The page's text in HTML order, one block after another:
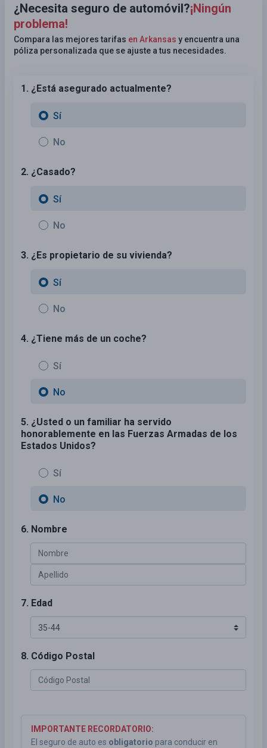
¿Necesita seguro de automóvil?¡Ningún
problema!
Compara las mejores tarifas en Arkansas y encuentra una
póliza personalizada que se ajuste a tus necesidades.
1. ¿Está asegurado actualmente?
Sí
No
2. ¿Casado?
Sí
No
3. ¿Es propietario de su vivienda?
Sí
No
4. ¿Tiene más de un coche?
Sí
No
5. ¿Usted o un familiar ha servido
honorablemente en las Fuerzas Armadas de los
Estados Unidos?
Sí
No
6. Nombre
7. Edad
8. Código Postal
IMPORTANTE RECORDATORIO:
El seguro de auto es obligatorio para conducir en